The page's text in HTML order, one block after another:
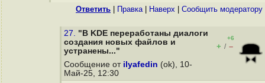
Ответить Правка| Наверх Cообщить модератору
27. "В KDE переработаны диалоги
создания новых файлов и
устранены..."
+6
+ / –
Сообщение от ilyafedin (ok), 10-
Май-25, 12:30